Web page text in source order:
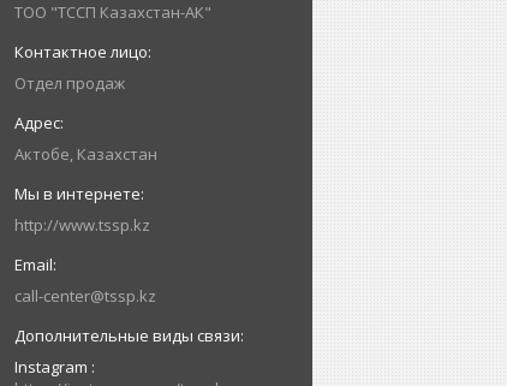
ТОО "ТССП Казахстан-АК"
Отдел продаж
Актобе, Казахстан
http://www.tssp.kz
call-center@tssp.kz
Instagram